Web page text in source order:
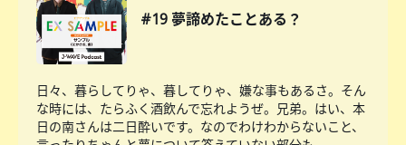
#19 夢諦めたことある？
日々、暮らしてりゃ、暮してりゃ、嫌な事もあるさ。そん
な時には、たらふく酒飲んで忘れようぜ。兄弟。はい、本
日の南さんは二日酔いです。なのでわけわからないこと、